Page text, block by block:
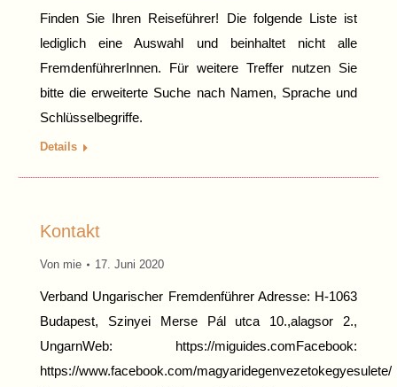
Finden Sie Ihren Reiseführer! Die folgende Liste ist
lediglich eine Auswahl und beinhaltet nicht alle
FremdenführerInnen. Für weitere Treffer nutzen Sie
bitte die erweiterte Suche nach Namen, Sprache und
Schlüsselbegriffe.
Details
Kontakt
Von mie 17. Juni 2020
Verband Ungarischer Fremdenführer Adresse: H-1063
Budapest, Szinyei Merse Pál utca 10.,alagsor 2.,
UngarnWeb: https://miguides.comFacebook:
https://www.facebook.com/magyaridegenvezetokegyesulete/